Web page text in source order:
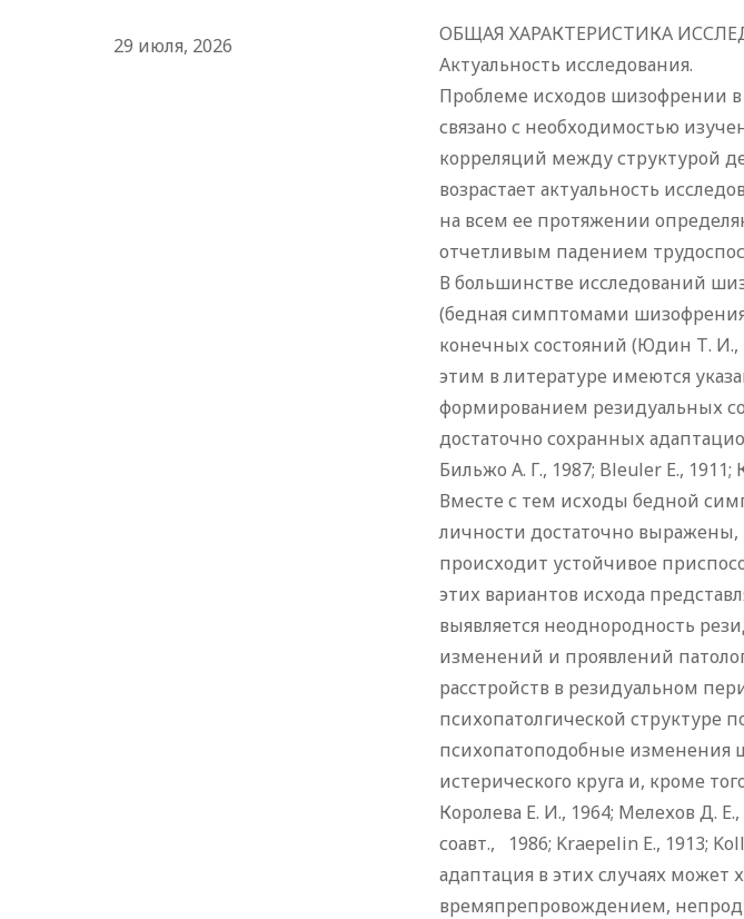
ОБЩАЯ ХАРАКТЕРИСТИКА
Актуальность исследования.
Проблеме исходов шизофрении
связано с необходимостью
корреляций между структурой
возрастает актуальность
на всем ее протяжении
отчетливым падением
В большинстве исследований
(бедная симптомами
конечных состояний (Юдин Т. И.,
этим в литературе имеются
формированием резидуальных
достаточно сохранных
Бильжо А. Г., 1987; Bleuler Е., 1911;
Вместе с тем исходы бедной
личности достаточно выражены,
происходит устойчивое
этих вариантов исхода
выявляется неоднородность
изменений и проявлений
расстройств в резидуальном
психопатолгической структуре
психопатоподобные изменения
истерического круга и, кроме
Королева Е. И., 1964; Мелехов Д.
соавт., 1986; Kraepelin Е., 1913;
адаптация в этих случаях
времяпрепровождением,
29 июля, 2026